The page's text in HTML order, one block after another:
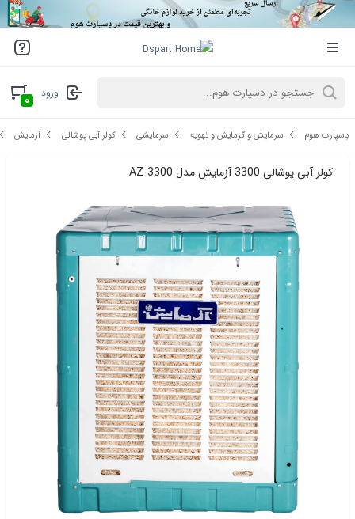
ورود ۰
دِسپارت هوم سرمایش و گرمایش و تهویه سرمایشی کولر آبی پوشالی آزمایش
کولر آبی پوشالی 3300 آزمایش مدل AZ-3300